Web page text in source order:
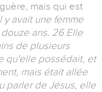
mais qui est
y avait une femme
ans. 26 Elle
de plusieurs
qu'elle possédait, et
mais était allée
parler de Jésus, elle